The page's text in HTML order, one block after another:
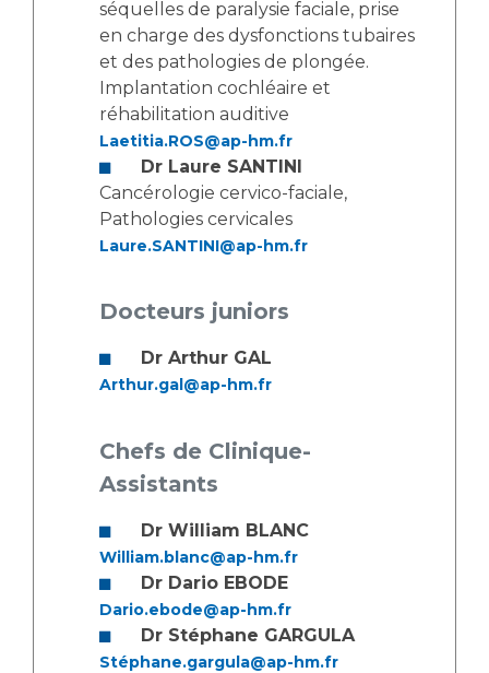
Sécurité
Les recherches en santé à l’AP-HM
Lieu de santé sans tabac
séquelles de paralysie faciale, prise
en charge des dysfonctions tubaires
et des pathologies de plongée.
Implantation cochléaire et
réhabilitation auditive
Laetitia.ROS@ap-hm.fr
Dr Laure SANTINI
Cancérologie cervico-faciale,
Pathologies cervicales
Laure.SANTINI@ap-hm.fr
Docteurs juniors
Dr Arthur GAL
Arthur.gal@ap-hm.fr
Chefs de Clinique-
Assistants
Dr William BLANC
William.blanc@ap-hm.fr
Dr Dario EBODE
Dario.ebode@ap-hm.fr
Dr Stéphane GARGULA
Stéphane.gargula@ap-hm.fr